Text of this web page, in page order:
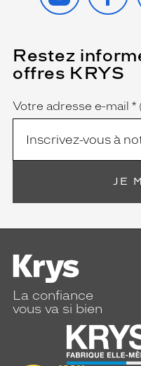
Restez
offres KRYS
Name
Votre adresse e-mail *
(Ce
champ
est
JE
La confiance
vous va si bien